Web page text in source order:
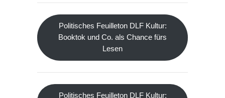
Politisches Feuilleton DLF Kultur:
Booktok und Co. als Chance fürs
Lesen
Politisches Feuilleton DLF Kultur: